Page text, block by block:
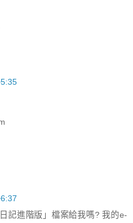
記進階版」檔案給我嗎? 我的e-